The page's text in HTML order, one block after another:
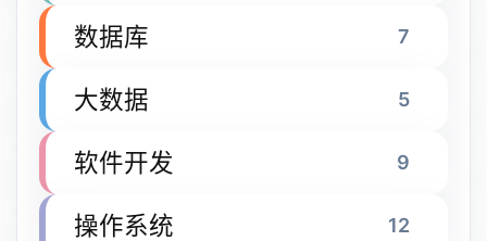
数据库 7
大数据 5
软件开发 9
操作系统 12